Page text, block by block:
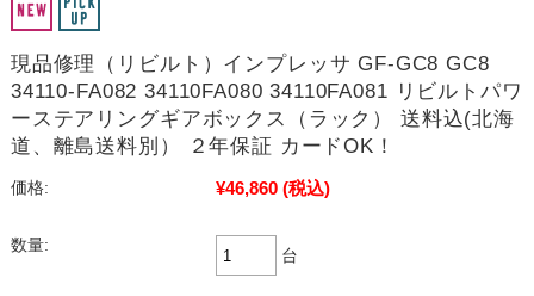
現品修理（リビルト）インプレッサ GF-GC8 GC8
34110-FA082 34110FA080 34110FA081 リビルトパワ
ーステアリングギアボックス（ラック） 送料込(北海
道、離島送料別） ２年保証 カードOK！
価格: ¥46,860 (税込)
数量:
台